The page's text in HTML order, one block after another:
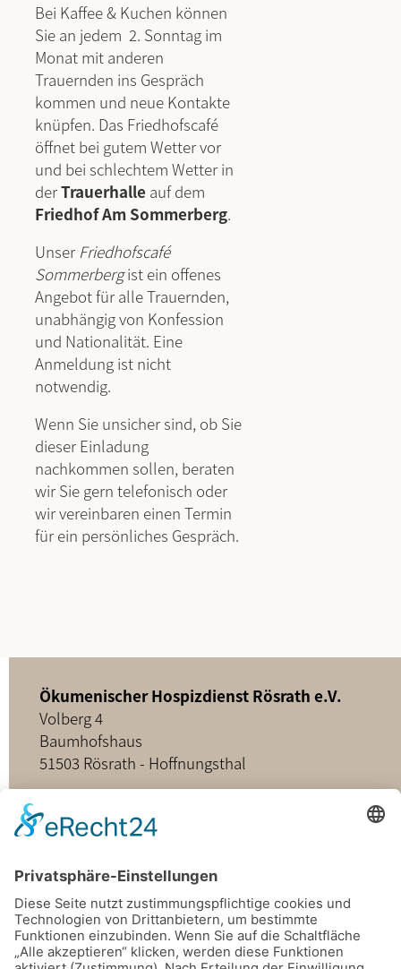
Bei Kaffee & Kuchen können
Sie an jedem 2. Sonntag im
Monat mit anderen
Trauernden ins Gespräch
kommen und neue Kontakte
knüpfen. Das Friedhofscafé
öffnet bei gutem Wetter vor
und bei schlechtem Wetter in
derTrauerhalle auf dem
Friedhof Am Sommerberg.
Unser Friedhofscafé
Sommerbergist ein offenes
Angebot für alle Trauernden,
unabhängig von Konfession
und Nationalität. Eine
Anmeldung ist nicht
notwendig.
Wenn Sie unsicher sind, ob Sie
dieser Einladung
nachkommen sollen, beraten
wir Sie gern telefonisch oder
wir vereinbaren einen Termin
für ein persönliches Gespräch.
Ökumenischer Hospizdienst Rösrath e.V.
Volberg 4
Baumhofshaus
51503 Rösrath - Hoffnungsthal
02205 - 898349
buero@hospizdienst-roesrath.de
Home
Datenschutz